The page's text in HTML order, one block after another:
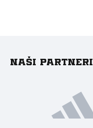
Naši partneri